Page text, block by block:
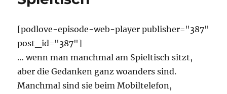
[podlove-episode-web-player publisher="387"
post_id="387"]
… wenn man manchmal am Spieltisch sitzt,
aber die Gedanken ganz woanders sind.
Manchmal sind sie beim Mobiltelefon,